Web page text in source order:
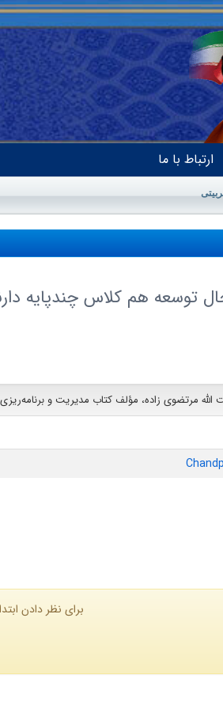
ارتباط با ما
توسعه هم کلاس چندپایه
مرتضوی زاده، مؤلف کتاب مدیریت و
برای نظر دادن